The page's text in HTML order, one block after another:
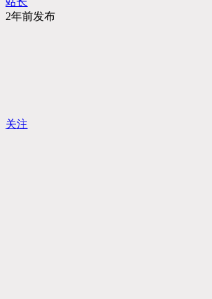
2年前发布
关注